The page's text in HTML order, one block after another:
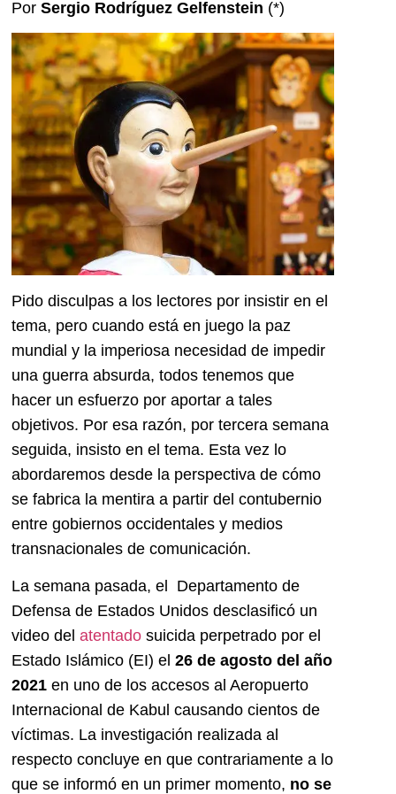
Por Sergio Rodríguez Gelfenstein (*)
Pido disculpas a los lectores por insistir en el
tema, pero cuando está en juego la paz
mundial y la imperiosa necesidad de impedir
una guerra absurda, todos tenemos que
hacer un esfuerzo por aportar a tales
objetivos. Por esa razón, por tercera semana
seguida, insisto en el tema. Esta vez lo
abordaremos desde la perspectiva de cómo
se fabrica la mentira a partir del contubernio
entre gobiernos occidentales y medios
transnacionales de comunicación.
La semana pasada, el Departamento de
Defensa de Estados Unidos desclasificó un
video del atentado suicida perpetrado por el
Estado Islámico (EI) el 26 de agosto del año
2021 en uno de los accesos al Aeropuerto
Internacional de Kabul causando cientos de
víctimas. La investigación realizada al
respecto concluye en que contrariamente a lo
que se informó en un primer momento, no se